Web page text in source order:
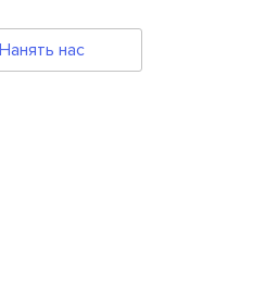
Нанять нас